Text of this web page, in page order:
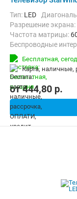
Тип: LED
Разрешение экрана:
Частота матрицы:
Беспроводные
Бесплатная,
карта,
от444,80 p.